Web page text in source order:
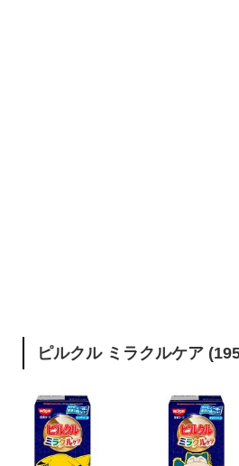
ピルクル ミラクルケア